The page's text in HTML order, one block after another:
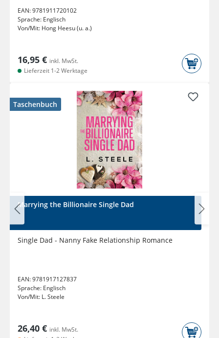
EAN:9781911720102
Sprache: Englisch
Von/Mit: Hong Heesu (u. a.)
16,95 € inkl. MwSt.
Lieferzeit 1-2 Werktage
Taschenbuch
Marrying the Billionaire Single Dad
Single Dad - Nanny Fake Relationship Romance
EAN:9781917127837
Sprache: Englisch
Von/Mit: L. Steele
26,40 € inkl. MwSt.